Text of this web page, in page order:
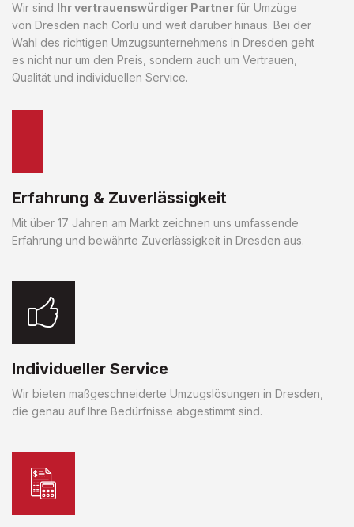
Wir sind Ihr vertrauenswürdiger Partnerfür Umzüge
von Dresden nach Corlu und weit darüber hinaus. Bei der
Wahl des richtigen Umzugsunternehmens in Dresden geht
es nicht nur um den Preis, sondern auch um Vertrauen,
Qualität und individuellen Service.
Erfahrung & Zuverlässigkeit
Mit über 17 Jahren am Markt zeichnen uns umfassende
Erfahrung und bewährte Zuverlässigkeit in Dresden aus.
Individueller Service
Wir bieten maßgeschneiderte Umzugslösungen in Dresden,
die genau auf Ihre Bedürfnisse abgestimmt sind.